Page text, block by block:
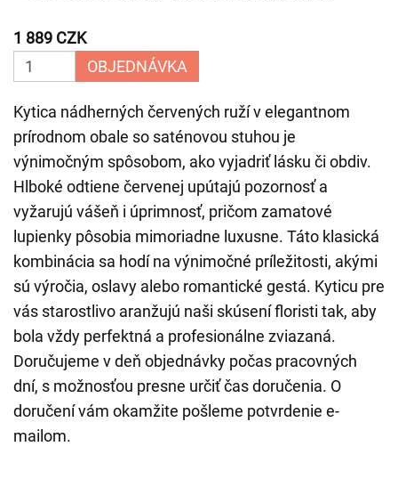
1 889 CZK
OBJEDNÁVKA
Kytica nádherných červených ruží v elegantnom
prírodnom obale so saténovou stuhou je
výnimočným spôsobom, ako vyjadriť lásku či obdiv.
Hlboké odtiene červenej upútajú pozornosť a
vyžarujú vášeň i úprimnosť, pričom zamatové
lupienky pôsobia mimoriadne luxusne. Táto klasická
kombinácia sa hodí na výnimočné príležitosti, akými
sú výročia, oslavy alebo romantické gestá. Kyticu pre
vás starostlivo aranžujú naši skúsení floristi tak, aby
bola vždy perfektná a profesionálne zviazaná.
Doručujeme v deň objednávky počas pracovných
dní, s možnosťou presne určiť čas doručenia. O
doručení vám okamžite pošleme potvrdenie e-
mailom.